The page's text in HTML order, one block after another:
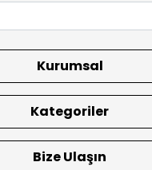
Kurumsal
Kategoriler
Bize Ulaşın